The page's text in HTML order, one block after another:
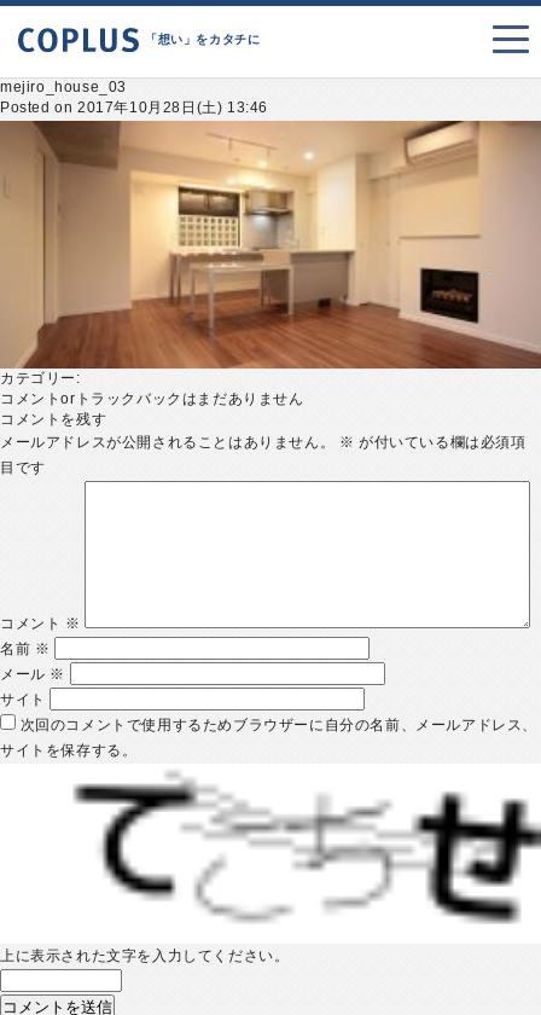
「想い」をカタチに
mejiro_house_03
Posted on 2017年10月28日(土) 13:46
カテゴリー:
コメントorトラックバックはまだありません
コメントを残す
メールアドレスが公開されることはありません。
※ が付いている欄は必須項
目です
コメント ※
名前 ※
メール ※
サイト
次回のコメントで使用するためブラウザーに自分の名前、メールアドレス、
サイトを保存する。
上に表示された文字を入力してください。